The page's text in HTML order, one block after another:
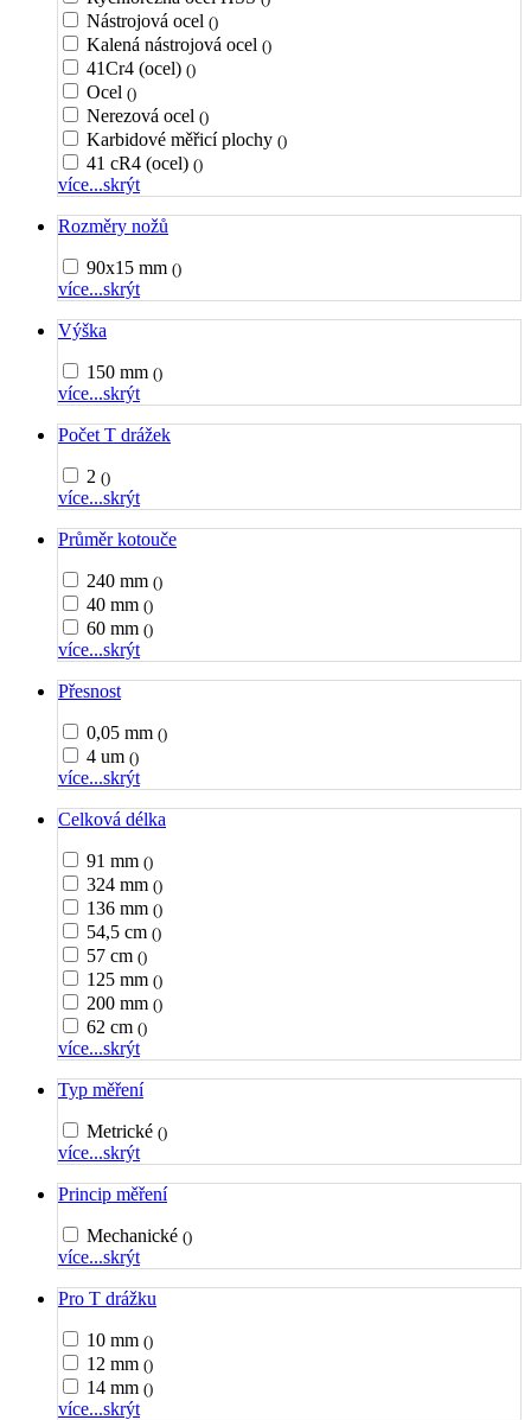
Nástrojová ocel ()
Kalená nástrojová ocel ()
41Cr4 (ocel) ()
Ocel ()
Nerezová ocel ()
Karbidové měřicí plochy ()
41 cR4 (ocel) ()
více...skrýt
Rozměry nožů
90x15 mm ()
více...skrýt
Výška
150 mm ()
více...skrýt
Počet T drážek
2 ()
více...skrýt
Průměr kotouče
240 mm ()
40 mm ()
60 mm ()
více...skrýt
Přesnost
0,05 mm ()
4 um ()
více...skrýt
Celková délka
91 mm ()
324 mm ()
136 mm ()
54,5 cm ()
57 cm ()
125 mm ()
200 mm ()
62 cm ()
více...skrýt
Typ měření
Metrické ()
více...skrýt
Princip měření
Mechanické ()
více...skrýt
Pro T drážku
10 mm ()
12 mm ()
14 mm ()
více...skrýt